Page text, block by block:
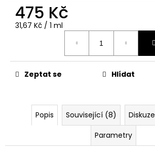
475 Kč
Měrná
31,67 Kč / 1 ml
Zeptat se Hlídat
Popis Související (8) Diskuze
Parametry
D
o
r
u